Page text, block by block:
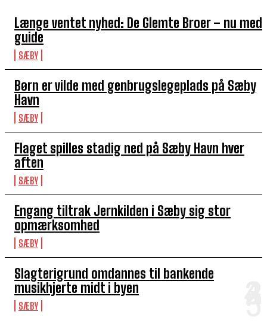
Længe ventet nyhed: De Glemte Broer – nu med
guide
SÆBY
Børn er vilde med genbrugslegeplads på Sæby
Havn
SÆBY
Flaget spilles stadig ned på Sæby Havn hver
aften
SÆBY
Engang tiltrak Jernkilden i Sæby sig stor
opmærksomhed
SÆBY
Slagterigrund omdannes til bankende
musikhjerte midt i byen
SÆBY